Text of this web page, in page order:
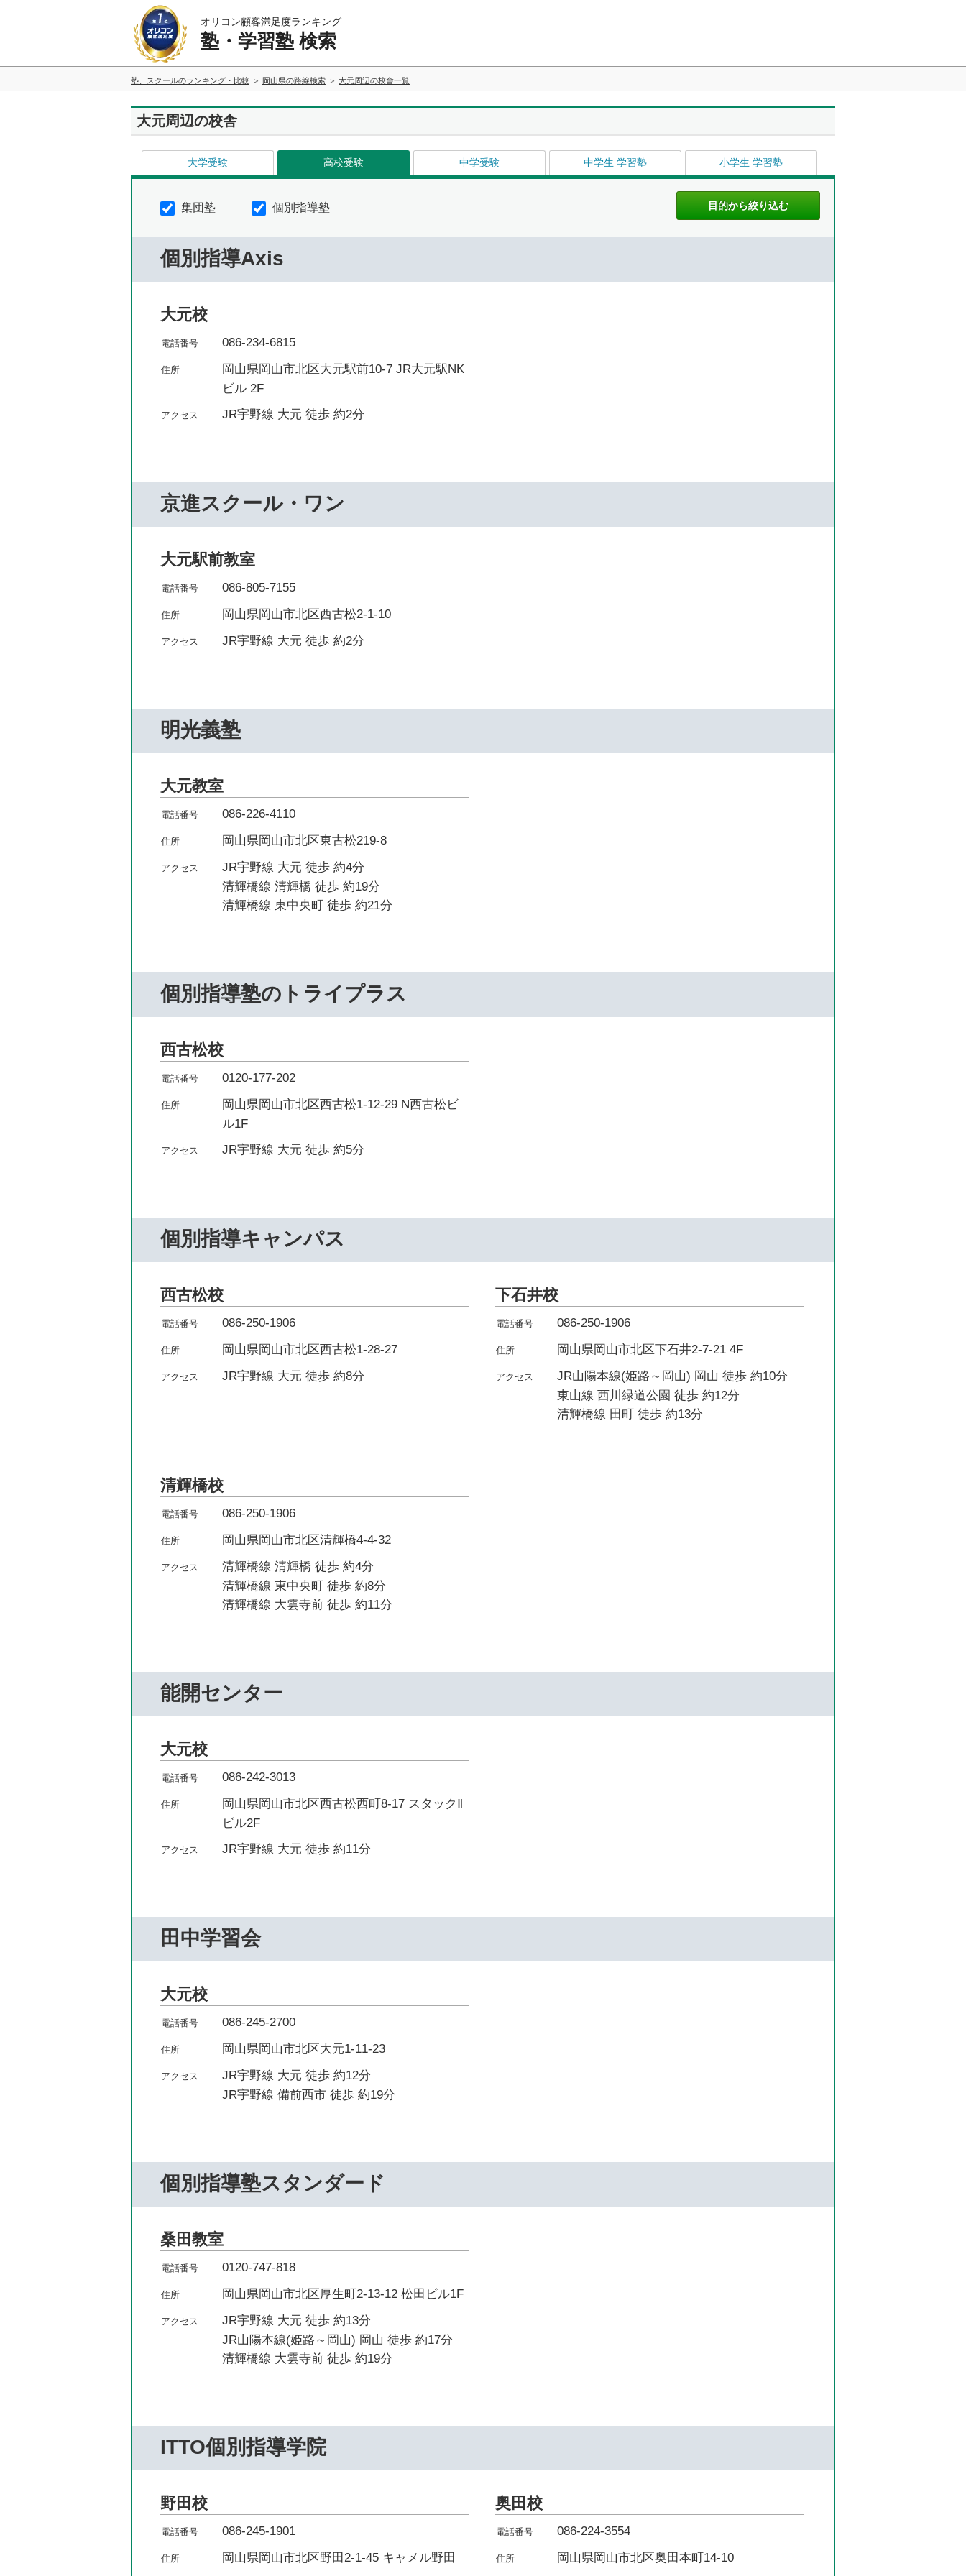
オリコン顧客満足度ランキング
塾・学習塾 検索
塾、スクールのランキング・比較 岡山県の路線検索 大元周辺の校舎一覧
大元周辺の校舎
大学受験 高校受験 中学受験 中学生 学習塾 小学生 学習塾
集団塾 個別指導塾
個別指導Axis
大元校
086-234-6815
岡山県岡山市北区大元駅前10-7 JR大元駅NK
ビル 2F
JR宇野線 大元 徒歩 約2分
京進スクール・ワン
大元駅前教室
086-805-7155
岡山県岡山市北区西古松2-1-10
JR宇野線 大元 徒歩 約2分
明光義塾
大元教室
086-226-4110
岡山県岡山市北区東古松219-8
JR宇野線 大元 徒歩 約4分
清輝橋線 清輝橋 徒歩 約19分
清輝橋線 東中央町 徒歩 約21分
個別指導塾のトライプラス
西古松校
0120-177-202
岡山県岡山市北区西古松1-12-29 N西古松ビ
ル1F
JR宇野線 大元 徒歩 約5分
個別指導キャンパス
西古松校
086-250-1906
岡山県岡山市北区西古松1-28-27
JR宇野線 大元 徒歩 約8分
下石井校
086-250-1906
岡山県岡山市北区下石井2-7-21 4F
JR山陽本線(姫路～岡山) 岡山 徒歩 約10分
東山線 西川緑道公園 徒歩 約12分
清輝橋線 田町 徒歩 約13分
清輝橋校
086-250-1906
岡山県岡山市北区清輝橋4-4-32
清輝橋線 清輝橋 徒歩 約4分
清輝橋線 東中央町 徒歩 約8分
清輝橋線 大雲寺前 徒歩 約11分
能開センター
大元校
086-242-3013
岡山県岡山市北区西古松西町8-17 スタックⅡ
ビル2F
JR宇野線 大元 徒歩 約11分
田中学習会
大元校
086-245-2700
岡山県岡山市北区大元1-11-23
JR宇野線 大元 徒歩 約12分
JR宇野線 備前西市 徒歩 約19分
個別指導塾スタンダード
桑田教室
0120-747-818
岡山県岡山市北区厚生町2-13-12 松田ビル1F
JR宇野線 大元 徒歩 約13分
JR山陽本線(姫路～岡山) 岡山 徒歩 約17分
清輝橋線 大雲寺前 徒歩 約19分
ITTO個別指導学院
野田校
086-245-1901
岡山県岡山市北区野田2-1-45 キャメル野田
奥田校
086-224-3554
岡山県岡山市北区奥田本町14-10